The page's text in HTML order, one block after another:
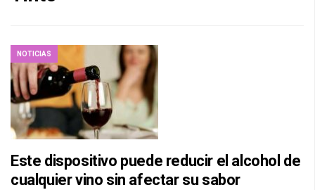
NOTICIAS
Este dispositivo puede reducir el alcohol de
cualquier vino sin afectar su sabor